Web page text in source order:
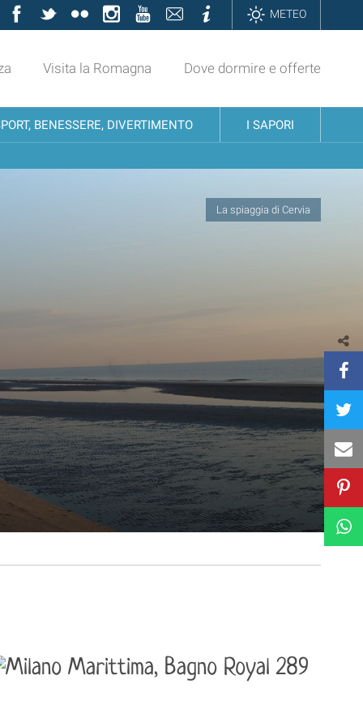
Facebook
TwitterFlickrInstagramYouTubeContattiInformazioniMETEO
Visita la Romagna Dove dormire e offerte
BENESSERE, DIVERTIMENTO I SAPORI
La spiaggia di Cervia